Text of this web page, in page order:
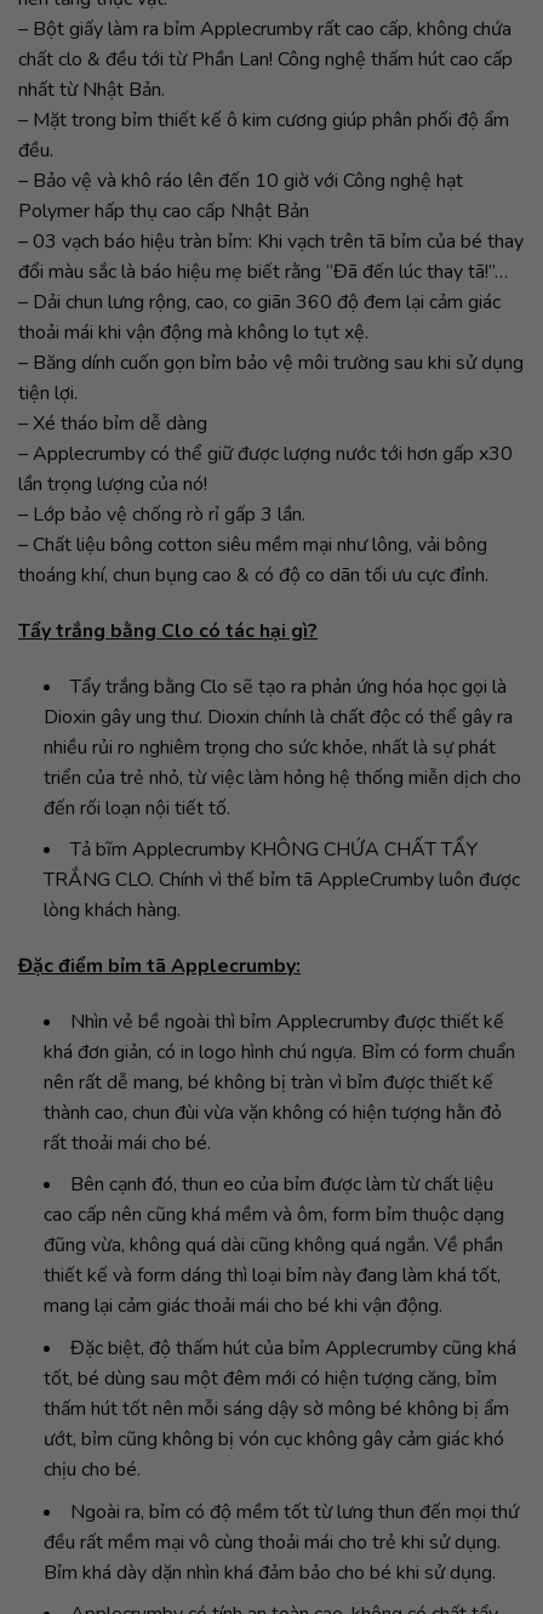
– Bột giấy làm ra bỉm Applecrumby rất cao cấp, không chứa
chất clo & đều tới từ Phần Lan! Công nghệ thấm hút cao cấp
nhất từ Nhật Bản.
– Mặt trong bỉm thiết kế ô kim cương giúp phân phối độ ẩm
đều.
– Bảo vệ và khô ráo lên đến 10 giờ với Công nghệ hạt
Polymer hấp thụ cao cấp Nhật Bản
– 03 vạch báo hiệu tràn bỉm: Khi vạch trên tã bỉm của bé thay
đổi màu sắc là báo hiệu mẹ biết rằng “Đã đến lúc thay tã!”…
– Dải chun lưng rộng, cao, co giãn 360 độ đem lại cảm giác
thoải mái khi vận động mà không lo tụt xệ.
– Băng dính cuốn gọn bỉm bảo vệ môi trường sau khi sử dụng
tiện lợi.
– Xé tháo bỉm dễ dàng
– Applecrumby có thể giữ được lượng nước tới hơn gấp x30
lần trọng lượng của nó!
– Lớp bảo vệ chống rò rỉ gấp 3 lần.
– Chất liệu bông cotton siêu mềm mại như lông, vải bông
thoáng khí, chun bụng cao & có độ co dãn tối ưu cực đỉnh.
Tẩy trắng bằng Clo có tác hại gì?
Tẩy trắng bằng Clo sẽ tạo ra phản ứng hóa học gọi là
Dioxin gây ung thư. Dioxin chính là chất độc có thể gây ra
nhiều rủi ro nghiêm trọng cho sức khỏe, nhất là sự phát
triển của trẻ nhỏ, từ việc làm hỏng hệ thống miễn dịch cho
đến rối loạn nội tiết tố.
Tả bĩm Applecrumby KHÔNG CHỨA CHẤT TẨY
TRẮNG CLO. Chính vì thế bỉm tã AppleCrumby luôn được
lòng khách hàng.
Đặc điểm bỉm tã Applecrumby:
Nhìn vẻ bề ngoài thì bỉm Applecrumby được thiết kế
khá đơn giản, có in logo hình chú ngựa. Bỉm có form chuẩn
nên rất dễ mang, bé không bị tràn vì bỉm được thiết kế
thành cao, chun đùi vừa vặn không có hiện tượng hằn đỏ
rất thoải mái cho bé.
Bên cạnh đó, thun eo của bỉm được làm từ chất liệu
cao cấp nên cũng khá mềm và ôm, form bỉm thuộc dạng
đũng vừa, không quá dài cũng không quá ngắn. Về phần
thiết kế và form dáng thì loại bỉm này đang làm khá tốt,
mang lại cảm giác thoải mái cho bé khi vận động.
Đặc biệt, độ thấm hút của bỉm Applecrumby cũng khá
tốt, bé dùng sau một đêm mới có hiện tượng căng, bỉm
thấm hút tốt nên mỗi sáng dậy sờ mông bé không bị ẩm
ướt, bỉm cũng không bị vón cục không gây cảm giác khó
chịu cho bé.
Ngoài ra, bỉm có độ mềm tốt từ lưng thun đến mọi thứ
đều rất mềm mại vô cùng thoải mái cho trẻ khi sử dụng.
Bỉm khá dày dặn nhìn khá đảm bảo cho bé khi sử dụng.